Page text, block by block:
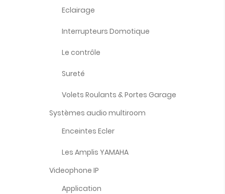
Eclairage
Interrupteurs Domotique
Le contrôle
Sureté
Volets Roulants & Portes Garage
Systèmes audio multiroom
Enceintes Ecler
Les Amplis YAMAHA
Videophone IP
Application